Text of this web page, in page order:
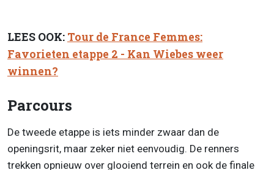
LEES OOK: Tour de France Femmes:
Favorieten etappe 2 - Kan Wiebes weer
winnen?
Parcours
De tweede etappe is iets minder zwaar dan de
openingsrit, maar zeker niet eenvoudig. De renners
trekken opnieuw over glooiend terrein en ook de finale